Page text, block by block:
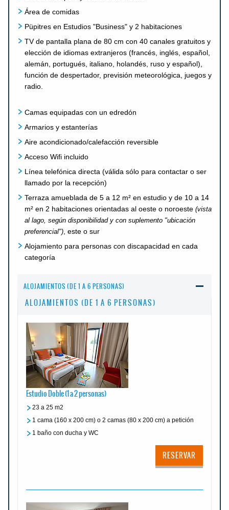
Área de comidas
Püpitres en Estudios "Business" y 2 habitaciones
TV de pantalla plana de 80 cm con 40 canales gratuitos y
elección de idiomas extranjeros (francés, inglés, español,
alemán, portugués, italiano, holandés, ruso y español),
función de despertador, previsión meteorológica, juegos y
radio.
Camas equipadas con un edredón
Armarios y estanterías
Aire acondicionado/calefacción reversible
Acceso Wifi incluido
Línea telefónica directa (válida sólo para contactar o ser
llamado por la recepción)
Terraza amueblada de 5 a 12 m² en estudio y de 10 a 14
m² en 2 habitaciones orientadas al oeste o noroeste (vista
al lago, según disponibilidad y con suplemento "ubicación
preferencial") , este o sur
Alojamiento para personas con discapacidad en cada
categoría
ALOJAMIENTOS (DE 1 A 6 PERSONAS)
ALOJAMIENTOS (DE 1 A 6 PERSONAS)
Estudio Doble (1 a 2 personas)
23 a 25 m2
1 cama (160 x 200 cm) o 2 camas (80 x 200 cm) a petición
1 baño con ducha y WC
RESERVAR